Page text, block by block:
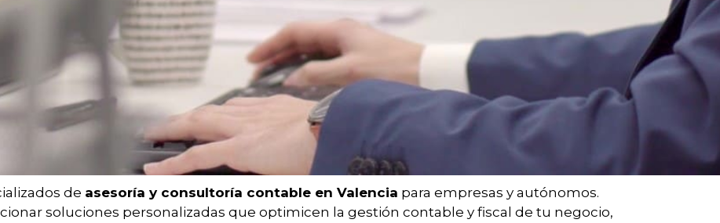
de asesoría y consultoría contable en Valencia para empresas y autónomos.
soluciones personalizadas que optimicen la gestión contable y fiscal de tu negocio,